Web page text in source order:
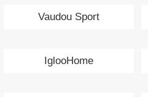
Vaudou Sport
IglooHome